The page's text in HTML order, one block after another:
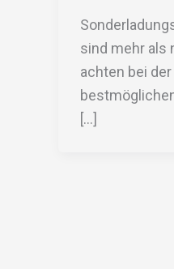
sind mehr als
achten bei
[…]